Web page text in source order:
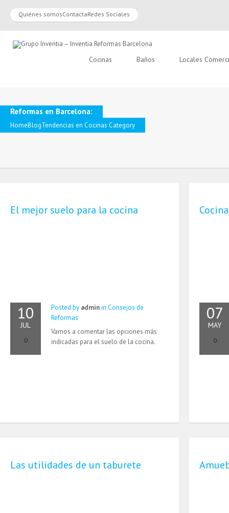
Quiénes somosContactaRedes Sociales
Cocinas Baños Locales
Reformas en Barcelona:
HomeBlogTendencias en Cocinas Category
El mejor suelo para la cocina
10
JUL
0
Posted by adminin Consejos de
Reformas
Vamos a comentar las opciones más
indicadas para el suelo de la cocina.
07
MAY
0
Las utilidades de un taburete